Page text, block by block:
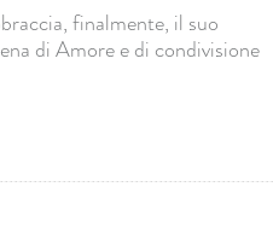
finalmente, il suo
di Amore e di condivisione